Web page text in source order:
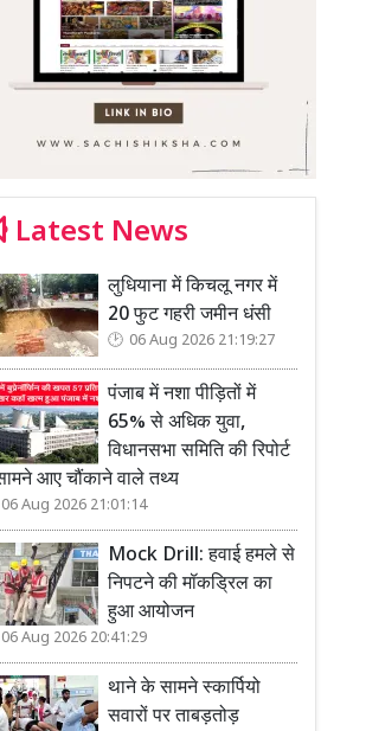
Latest News
लुधियाना में किचलू नगर में
20 फुट गहरी जमीन धंसी
06 Aug 2026 21:19:27
पंजाब में नशा पीड़ितों में
65% से अधिक युवा,
विधानसभा समिति की रिपोर्ट
आए चौंकाने वाले तथ्य
06 Aug 2026 21:01:14
Mock Drill: हवाई हमले से
निपटने की मॉकड्रिल का
हुआ आयोजन
06 Aug 2026 20:41:29
थाने के सामने स्कार्पियो
सवारों पर ताबड़तोड़